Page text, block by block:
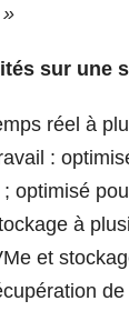
sur une
réel à
:
optimisé
à
et